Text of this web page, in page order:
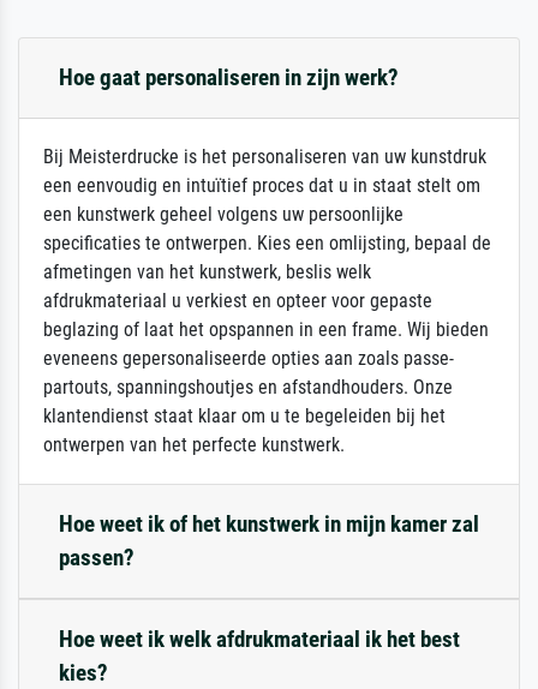
Hoe gaat personaliseren in zijn werk?
Bij Meisterdrucke is het personaliseren van uw kunstdruk
een eenvoudig en intuïtief proces dat u in staat stelt om
een kunstwerk geheel volgens uw persoonlijke
specificaties te ontwerpen. Kies een omlijsting, bepaal de
afmetingen van het kunstwerk, beslis welk
afdrukmateriaal u verkiest en opteer voor gepaste
beglazing of laat het opspannen in een frame. Wij bieden
eveneens gepersonaliseerde opties aan zoals passe-
partouts, spanningshoutjes en afstandhouders. Onze
klantendienst staat klaar om u te begeleiden bij het
ontwerpen van het perfecte kunstwerk.
Hoe weet ik of het kunstwerk in mijn kamer zal
passen?
Hoe weet ik welk afdrukmateriaal ik het best
kies?